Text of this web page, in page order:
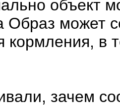
объект
Образ может
кормления, в
зачем